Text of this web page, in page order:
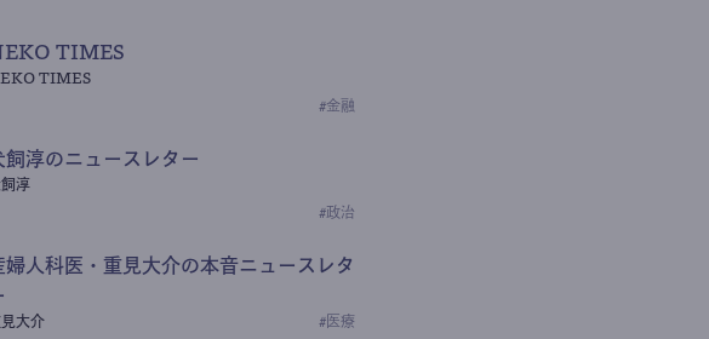
TIMES
TIMES
#金融
飼淳のニュースレター
淳
#政治
婦人科医・重見大介の本音ニュースレタ
大介 # 医療